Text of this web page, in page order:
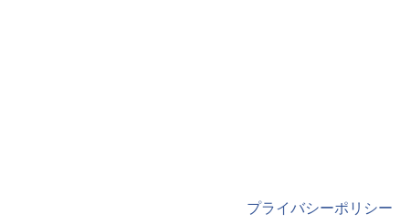
プライバシーポリシー